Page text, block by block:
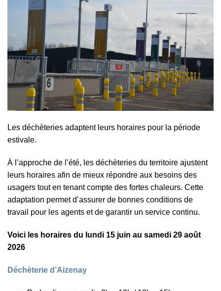
Les déchèteries adaptent leurs horaires pour la période
estivale.
À l’approche de l’été, les déchèteries du territoire ajustent
leurs horaires afin de mieux répondre aux besoins des
usagers tout en tenant compte des fortes chaleurs. Cette
adaptation permet d’assurer de bonnes conditions de
travail pour les agents et de garantir un service continu.
Voici les horaires du lundi 15 juin au samedi 29 août
2026
Déchèterie d’Aizenay